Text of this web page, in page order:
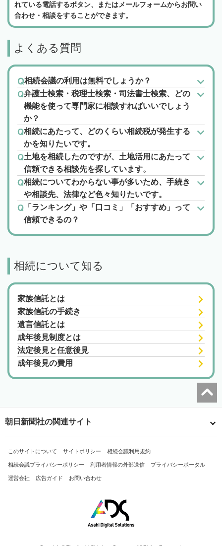
れている電話するボタン、またはメールフォームからお問い
合わせ・相談をすることができます。
よくある質問
相続会議の利用は無料でしょうか？
弁護士検索・税理士検索・司法書士検索、どの
機能を使って専門家に相談すればいいでしょう
か？
相続にあたって、どのくらい相続税が発生する
かを知りたいです。
土地を相続したのですが、土地活用にあたって
信頼できる相談先を探しています。
相続についてわからない事が多いため、手続き
や相談先、法律など色々知りたいです。
「ランキング」や「口コミ」「おすすめ」って
信頼できるの？
相続について知る
家族信託とは
家族信託の手続き
遺言信託とは
成年後見制度とは
法定後見と任意後見
成年後見の費用
朝日新聞社の関連サイト
このサイトについて サイトポリシー 相続会議利用規約
相続会議プライバシーポリシー 利用者情報の外部送信 プライバシーポータル
運営会社 広告ガイド お問い合わせ